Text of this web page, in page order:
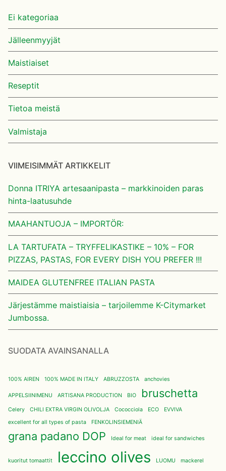
Ei kategoriaa
Jälleenmyyjät
Maistiaiset
Reseptit
Tietoa meistä
Valmistaja
VIIMEISIMMÄT ARTIKKELIT
Donna ITRIYA artesaanipasta – markkinoiden paras
hinta-laatusuhde
MAAHANTUOJA – IMPORTÖR:
LA TARTUFATA – TRYFFELIKASTIKE – 10% – FOR
PIZZAS, PASTAS, FOR EVERY DISH YOU PREFER !!!
MAIDEA GLUTENFREE ITALIAN PASTA
Järjestämme maistiaisia – tarjoilemme K-Citymarket
Jumbossa.
SUODATA AVAINSANALLA
100% AIREN 100% MADE IN ITALY ABRUZZOSTA anchovies
APPELSIINIMENU ARTISANA PRODUCTION BIO bruschetta
Celery CHILI EXTRA VIRGIN OLIVOLJA Cococciola ECO
EVVIVA
excellent for all types of pasta
FENKOLINSIEMENIÄ
grana padano DOP Ideal for meat ideal for sandwiches
kuoritut tomaattit leccino olives LUOMU mackerel